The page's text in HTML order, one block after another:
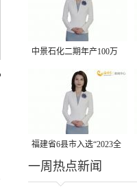
中景石化二期年产100万
吨丙烷脱氢项目建成中交
福建省6县市入选“2023全
国县域发展潜力百强县”
一周热点新闻